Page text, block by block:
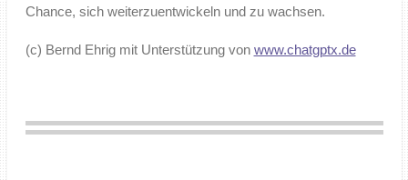
Chance, sich weiterzuentwickeln und zu wachsen.
(c) Bernd Ehrig mit Unterstützung von www.chatgptx.de